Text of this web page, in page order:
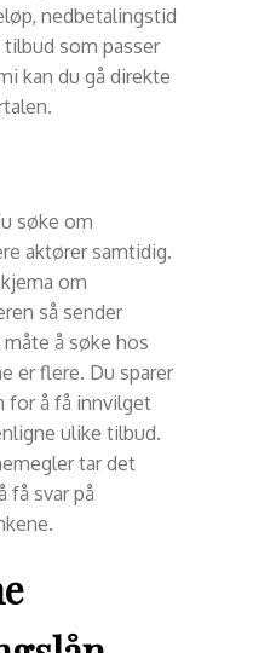
nedbetalingstid
som passer
kan du gå direkte
søke om
aktører samtidig.
om
så sender
å søke hos
er flere. Du sparer
for å få innvilget
ulike tilbud.
tar det
få svar på